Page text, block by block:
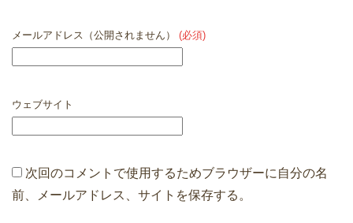
メールアドレス（公開されません） (必須)
ウェブサイト
次回のコメントで使用するためブラウザーに自分の名
前、メールアドレス、サイトを保存する。